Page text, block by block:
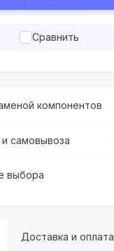
Сравнить
компонентов
самовывоза
выбора
Доставка и оплата